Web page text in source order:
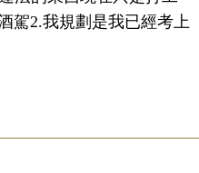
駕2.我規劃是我已經考上